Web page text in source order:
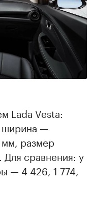
Lada Vesta:
—
размер
сравнения: у
— 4 426, 1 774,